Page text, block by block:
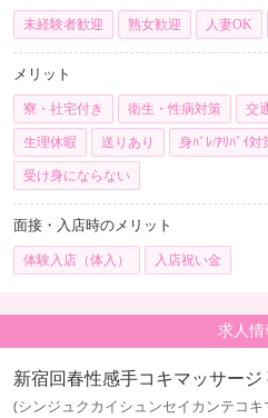
未経験者歓迎 熟女歓迎 人妻OK
メリット
寮・社宅付き 衛生・性病対策 交
生理休暇 送りあり 身ﾊﾞﾚ/ｱﾘﾊﾞｲ対
受け身にならない
面接・入店時のメリット
体験入店（体入） 入店祝い金
求人情
新宿回春性感手コキマッサージ
(シンジュクカイシュンセイカンテコ